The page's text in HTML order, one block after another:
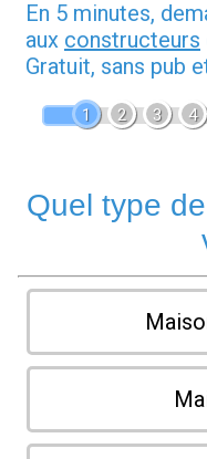
En 5 minutes,
aux constructeurs
Gratuit, sans pub
1 2 3 4
Quel type